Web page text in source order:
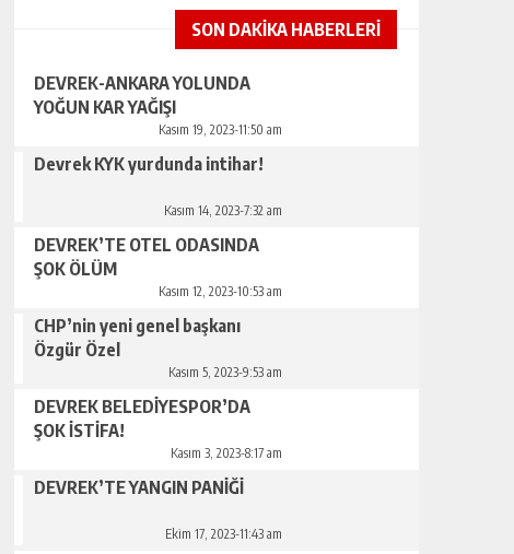
SON DAKİKA HABERLERİ
DEVREK-ANKARA YOLUNDA
YOĞUN KAR YAĞIŞI
Kasım 19, 2023-11:50 am
Devrek KYK yurdunda intihar!
Kasım 14, 2023-7:32 am
DEVREK’TE OTEL ODASINDA
ŞOK ÖLÜM
Kasım 12, 2023-10:53 am
CHP’nin yeni genel başkanı
Özgür Özel
Kasım 5, 2023-9:53 am
DEVREK BELEDİYESPOR’DA
ŞOK İSTİFA!
Kasım 3, 2023-8:17 am
DEVREK’TE YANGIN PANİĞİ
Ekim 17, 2023-11:43 am